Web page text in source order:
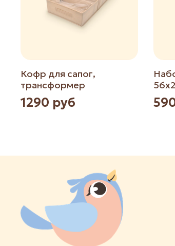
Кофр для сапог,
трансформер
1290 руб